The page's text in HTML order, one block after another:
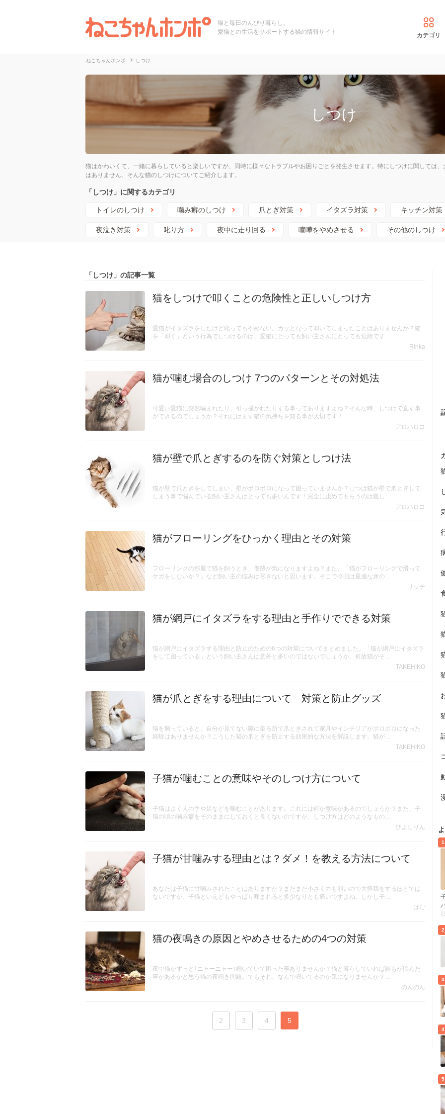
猫と毎日のんびり暮らし。
愛猫との生活をサポートする猫の情報サイト
カテゴリ
ねこちゃんホンポ しつけ
しつけ
猫はかわいくて、一緒に暮らしていると楽しいですが、同時に様々なトラブルやお困りごとを発生させます。特にしつけに関しては
はありません。そんな猫のしつけについてご紹介します。
「しつけ」に関するカテゴリ
トイレのしつけ 噛み癖のしつけ 爪とぎ対策 イタズラ対策 キッチン対策
夜泣き対策 叱り方 夜中に走り回る 喧嘩をやめさせる その他のしつけ
「しつけ」の記事一覧
猫をしつけで叩くことの危険性と正しいしつけ方
愛猫がイタズラをしたけど叱ってもやめない。カッとなって叩いてしまったことはありませんか？猫
を「叩く」という行為でしつけるのは、愛猫にとっても飼い主さんにとっても危険です…
Ririka
猫が噛む場合のしつけ 7つのパターンとその対処法
可愛い愛猫に突然噛まれたり、引っ掻かれたりする事ってありますよね？そんな時、しつけで直す事
ができるのでしょうか？それにはまず猫の気持ちを知る事が大切です！
アロハロコ
猫が壁で爪とぎするのを防ぐ対策としつけ法
猫が壁で爪とぎをしてしまい、壁がボロボロになって困っていませんか？じつは猫が壁で爪とぎして
しまう事で悩んでいる飼い主さんはとっても多いんです！完全に止めてもらうのは難し…
アロハロコ
猫がフローリングをひっかく理由とその対策
フローリングの部屋で猫を飼うとき、傷跡が気になりますよね？また、「猫がフローリングで滑って
ケガをしないか？」など飼い主の悩みは尽きないと思います。そこで今回は最適な床の…
リッチ
猫が網戸にイタズラをする理由と手作りでできる対策
猫が網戸にイタズラする理由と防止のための6つの対策についてまとめました。「猫が網戸にイタズラ
をして困っている」という飼い主さんは意外と多いのではないでしょうか。何故猫がそ…
TAKEHIKO
猫が爪とぎをする理由について 対策と防止グッズ
猫を飼っていると、自分が見てない隙に至る所で爪とぎされて家具やインテリアがボロボロになった
経験はありませんか？こうした猫の爪とぎを防止する効果的な方法を解説します。猫が…
TAKEHIKO
子猫が噛むことの意味やそのしつけ方について
子猫はよく人の手や足などを噛むことがあります。これには何か意味があるのでしょうか？また、子
猫の頃の噛み癖をそのままにしておくと良くないのですが、しつけ方はどのようなもの…
ひよしりん
子猫が甘噛みする理由とは？ダメ！を教える方法について
あなたは子猫に甘噛みされたことはありますか？まだまだ小さく力も弱いので大怪我をするほどでは
ないですが、子猫といえどもやっぱり噛まれると多少なりとも痛いですよね。しかし子…
はむ
猫の夜鳴きの原因とやめさせるための4つの対策
夜中猫がずっと｢ニャーニャー｣鳴いていて困った事ありませんか？猫と暮らしていれば誰もが悩んだ
事があるかと思う猫の夜鳴き問題。でもそれ、なんで鳴いてるのか気になりませんか？…
のんのん
2 3 4 5
1
2
3
4
5